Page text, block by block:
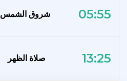
شروق الشمس 05:55
صلاة الظهر 13:25